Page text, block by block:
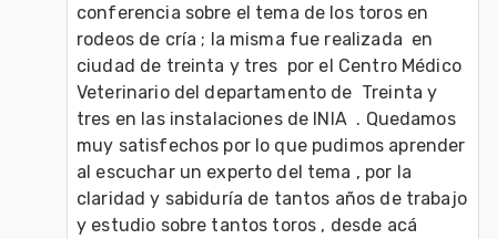
conferencia sobre el tema de los toros en
rodeos de cría ; la misma fue realizada  en
ciudad de treinta y tres  por el Centro Médico
Veterinario del departamento de  Treinta y
tres en las instalaciones de INIA  . Quedamos
muy satisfechos por lo que pudimos aprender
al escuchar un experto del tema , por la
claridad y sabiduría de tantos años de trabajo
y estudio sobre tantos toros , desde acá